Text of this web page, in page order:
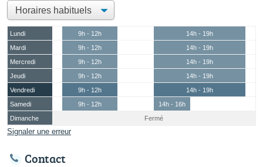
Lundi 9h - 12h
14h - 19h
Mardi
9h - 12h
14h - 19h
Mercredi
9h - 12h
14h - 19h
Jeudi
9h - 12h
14h - 19h
Vendredi
9h - 12h
14h - 19h
Samedi
9h - 12h
14h - 16h
Dimanche
Fermé
Signaler une erreur
Contact